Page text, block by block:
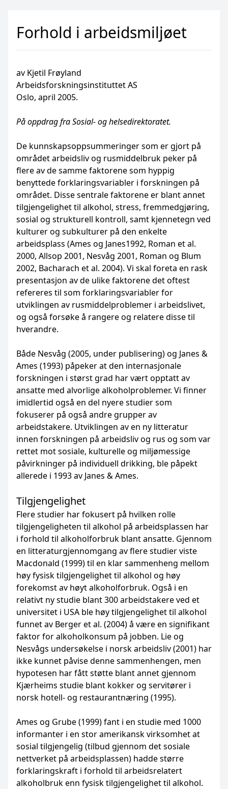
Forhold i arbeidsmiljøet
av Kjetil Frøyland
Arbeidsforskningsinstituttet AS
Oslo, april 2005.
På oppdrag fra Sosial- og helsedirektoratet.
De kunnskapsoppsummeringer som er gjort på
området arbeidsliv og rusmiddelbruk peker på
flere av de samme faktorene som hyppig
benyttede forklaringsvariabler i forskningen på
om­rådet. Disse sentrale faktorene er blant annet
tilgjengelighet til alkohol, stress, fremmed­gjøring,
sosial og strukturell kontroll, samt kjennetegn ved
kulturer og subkulturer på den enkelte
arbeidsplass (Ames og Janes1992, Roman et al.
2000, Allsop 2001, Nesvåg 2001, Roman og Blum
2002, Bacharach et al. 2004). Vi skal foreta en rask
presentasjon av de ulike faktorene det oftest
refereres til som forklaringsvariabler for
utviklingen av rusmiddel­problemer i arbeidslivet,
og også forsøke å rangere og relatere disse til
hverandre.
Både Nesvåg (2005, under publisering) og Janes &
Ames (1993) påpeker at den internasjonale
forskningen i størst grad har vært opptatt av
ansatte med alvorlige alkoholproblemer. Vi finner
imidlertid også en del nyere studier som
fokuserer på også andre grupper av
arbeidstakere. Utviklingen av en ny litteratur
innen forskningen på arbeidsliv og rus og som var
rettet mot sosiale, kulturelle og miljømessige
påvirkninger på individuell drikking, ble påpekt
allerede i 1993 av Janes & Ames.
Tilgjengelighet
Flere studier har fokusert på hvilken rolle
tilgjengeligheten til alkohol på arbeidsplassen har
i forhold til alkoholforbruk blant ansatte. Gjennom
en litteratur­gjennom­gang av flere studier viste
Macdonald (1999) til en klar sammenheng mellom
høy fysisk tilgjengelighet til alkohol og høy
forekomst av høyt alkoholforbruk. Også i en
relativt ny studie blant 300 arbeidstakere ved et
universitet i USA ble høy tilgjengelighet til alkohol
funnet av Berger et al. (2004) å være en signifikant
faktor for alkoholkonsum på jobben. Lie og
Nesvågs undersøkelse i norsk arbeidsliv (2001) har
ikke kunnet påvise denne sammenhengen, men
hypotesen har fått støtte blant annet gjennom
Kjærheims studie blant kokker og servitører i
norsk hotell- og restaurantnæring (1995).
Ames og Grube (1999) fant i en studie med 1000
informanter i en stor amerikansk virksomhet at
sosial tilgjengelig (tilbud gjennom det sosiale
nettverket på arbeidsplassen) hadde større
forklaringskraft i forhold til arbeidsrelatert
alkoholbruk enn fysisk tilgjengelighet til alkohol.